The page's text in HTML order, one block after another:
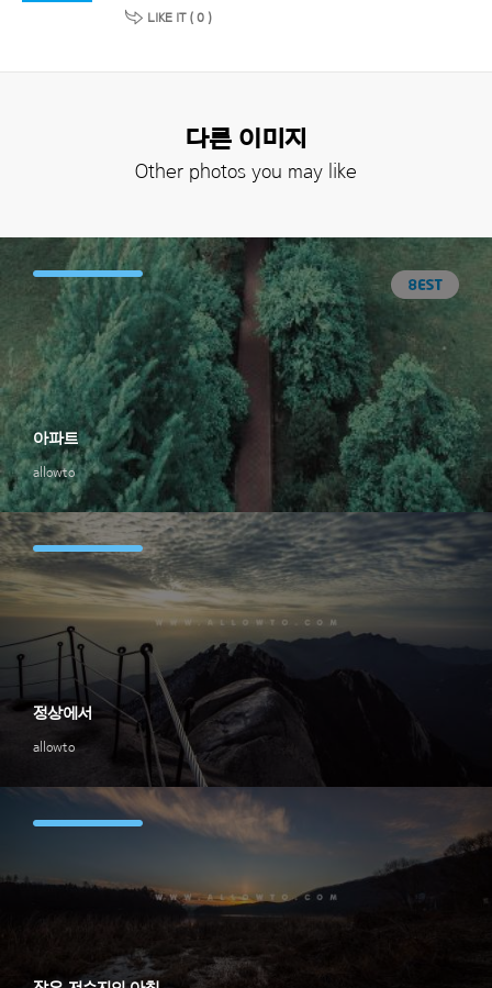
LIKE IT ( 0 )
다른 이미지
Other photos you may like
allowto
아파트
allowto
정상에서